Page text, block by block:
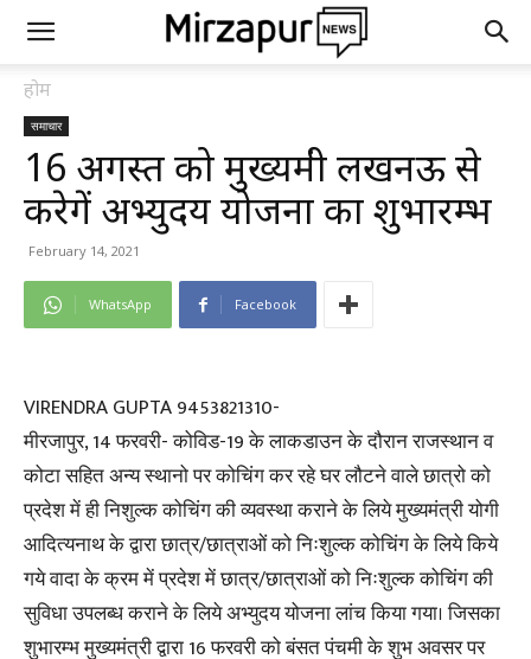
होम
समाचार
16 अगस्त को मुख्यमंत्री लखनऊ से
करेगें अभ्युदय योजना का शुभारम्भ
February 14, 2021
WhatsApp Facebook
VIRENDRA GUPTA 9453821310-
मीरजापुर, 14 फरवरी- कोविड-19 के लाकडाउन के दौरान राजस्थान व
कोटा सहित अन्य स्थानो पर कोचिंग कर रहे घर लौटने वाले छात्रो को
प्रदेश में ही निशुल्क कोचिंग की व्यवस्था कराने के लिये मुख्यमंत्री योगी
आदित्यनाथ के द्वारा छात्र/छात्राओं को निःशुल्क कोचिंग के लिये किये
गये वादा के क्रम में प्रदेश में छात्र/छात्राओं को निःशुल्क कोचिंग की
सुविधा उपलब्ध कराने के लिये अभ्युदय योजना लांच किया गया। जिसका
शुभारम्भ मुख्यमंत्री द्वारा 16 फरवरी को बंसत पंचमी के शुभ अवसर पर